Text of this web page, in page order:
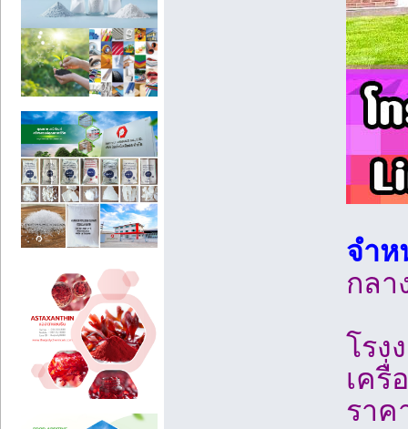
จำห
กลา
โรง
เครื่
ราค